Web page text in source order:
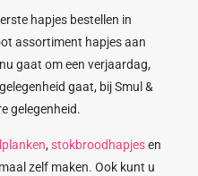
hapjes bestellen in
assortiment hapjes aan
gaat om een verjaardag,
gaat, bij Smul &
gelegenheid.
, stokbroodhapjesen
zelf maken. Ook kunt u